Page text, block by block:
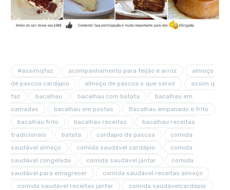
#assimqfaz acompanhamento para feijão e arroz
almoço
de pascoa cardapio
almoço de pascoa o que servir
assim q
faz
bacalhau bacalhau com batata
bacalhau em
camadas
bacalhau em postas
Bacalhau empanado e frito
bacalhau frito
bacalhau receitas
bacalhau receitas
tradicionais
batata cardapio de pascoa
comida
saudável almoço
comida saudável cardápio
comida
saudável congelada
comida saudável jantar
comida
saudável para emagrecer
comida saudável receitas almoço
comida saudável receitas jantar
comida saudávelcardápio